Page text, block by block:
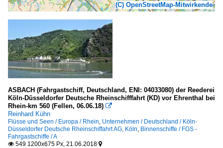
(C) OpenStreetMap-Mitwirkende
ASBACH (Fahrgastschiff, Deutschland, ENI: 04033080) der Reederei
Köln-Düsseldorfer Deutsche Rheinschifffahrt (KD) vor Ehrenthal bei
Rhein-km 560 (Fellen, 06.06.18) 
Reinhard Kühn
Flüsse und Seen / Europa / Rhein, Unternehmen / Deutschland / Köln-
Düsseldorfer Deutsche Rheinschiffahrt AG, Köln, Binnenschiffe / FGS -
Fahrgastschiffe / A
 549 1200x675 Px, 21.06.2018 